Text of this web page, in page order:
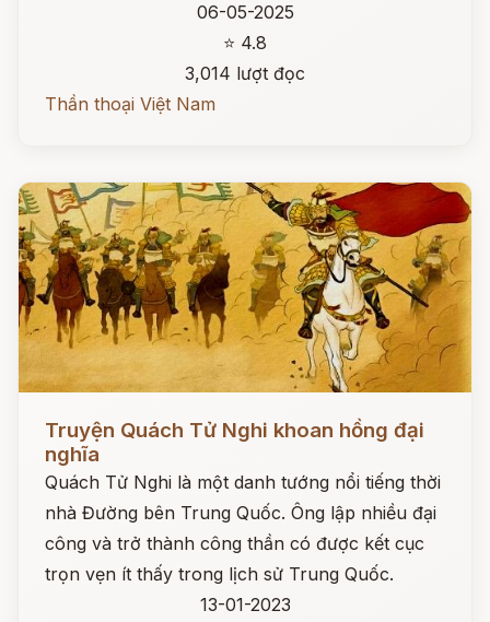
06-05-2025
⭐ 4.8
3,014 lượt đọc
Thần thoại Việt Nam
Truyện Quách Tử Nghi khoan hồng đại
nghĩa
Quách Tử Nghi là một danh tướng nổi tiếng thời
nhà Đường bên Trung Quốc. Ông lập nhiều đại
công và trở thành công thần có được kết cục
trọn vẹn ít thấy trong lịch sử Trung Quốc.
13-01-2023